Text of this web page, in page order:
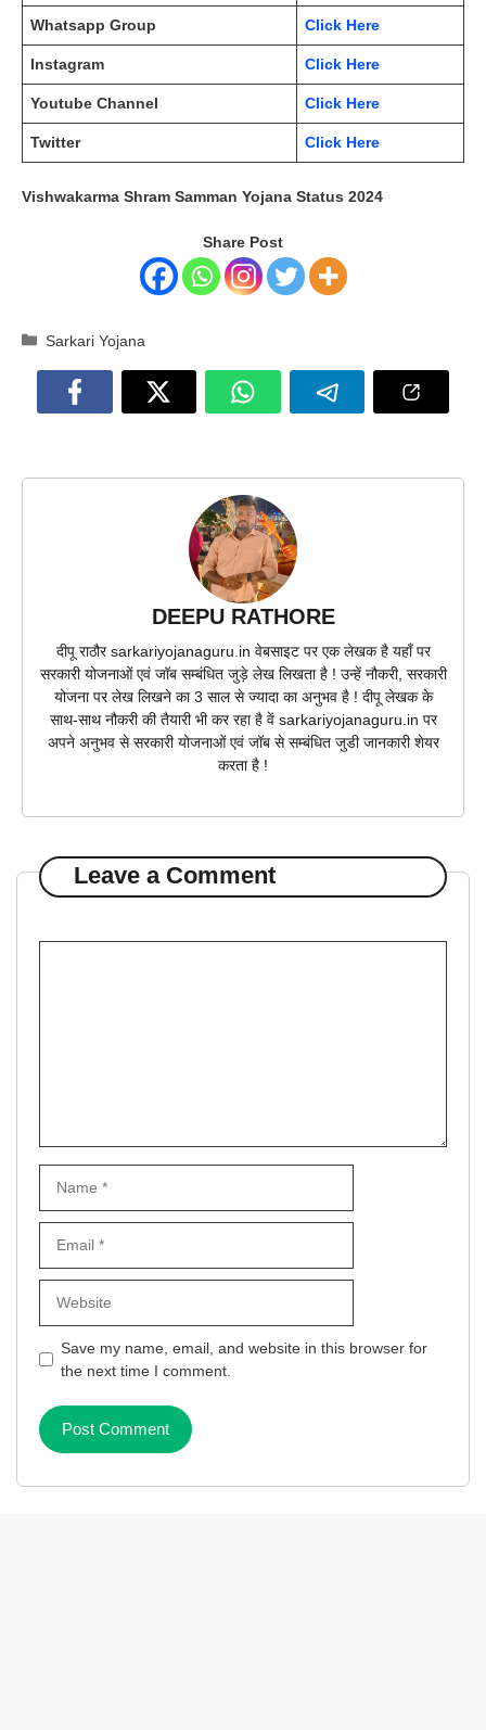
Whatsapp Group Click Here
Instagram Click Here
Youtube Channel Click Here
Twitter Click Here
Vishwakarma Shram Samman Yojana Status 2024
Share Post
Categories
Sarkari Yojana
DEEPU RATHORE
दीपू राठौर sarkariyojanaguru.in वेबसाइट पर एक लेखक है यहाँ पर
सरकारी योजनाओं एवं जॉब सम्बंधित जुड़े लेख लिखता है ! उन्हें नौकरी, सरकारी
योजना पर लेख लिखने का 3 साल से ज्यादा का अनुभव है ! दीपू लेखक के
साथ-साथ नौकरी की तैयारी भी कर रहा है वें sarkariyojanaguru.in पर
अपने अनुभव से सरकारी योजनाओं एवं जॉब से सम्बंधित जुडी जानकारी शेयर
करता है !
Leave a Comment
Save my name, email, and website in this browser for
the next time I comment.